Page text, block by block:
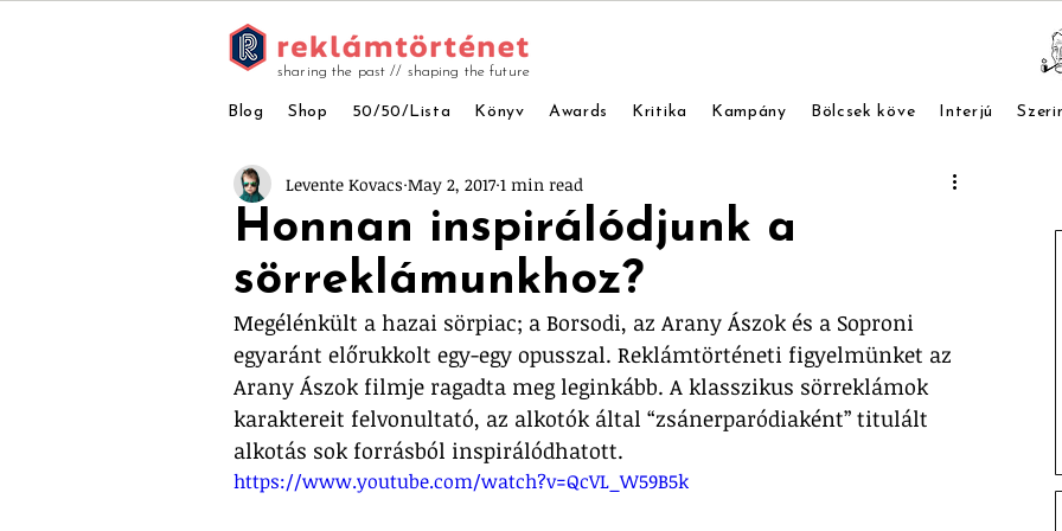
Blog Shop 50/50/Lista Könyv Awards Kritika Kampány Bölcsek köve Interjú
sharing the past // shaping the future
Honnan inspirálódjunk a
sörreklámunkhoz?
Levente Kovacs May 2, 2017 1 min read
Megélénkült a hazai sörpiac; a Borsodi, az Arany Ászok és a Soproni
egyaránt előrukkolt egy-egy opusszal. Reklámtörténeti figyelmünket az
Arany Ászok filmje ragadta meg leginkább. A klasszikus sörreklámok
karaktereit felvonultató, az alkotók által “zsánerparódiaként” titulált
alkotás sok forrásból inspirálódhatott.
https://www.youtube.com/watch?v=QcVL_W59B5k